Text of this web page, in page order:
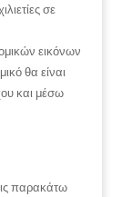
σε
εικόνων
θα είναι
και μέσω
παρακάτω